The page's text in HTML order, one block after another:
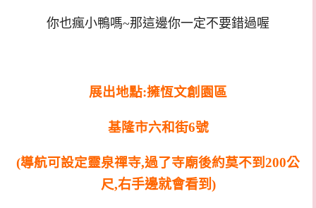
你也瘋小鴨嗎~那這邊你一定不要錯過喔
展出地點:擁恆文創園區
基隆市六和街6號
(導航可設定靈泉禪寺,過了寺廟後約莫不到200公
尺,右手邊就會看到)